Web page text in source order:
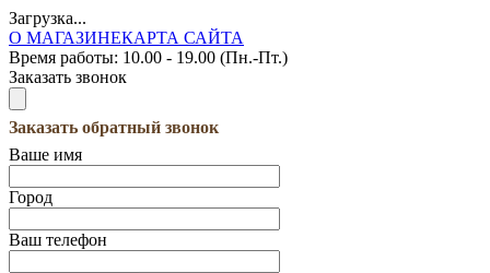
Загрузка...
О МАГАЗИНЕКАРТА САЙТА
Время работы: 10.00 - 19.00 (Пн.-Пт.)
Заказать звонок
Заказать обратный звонок
Ваше имя
Город
Ваш телефон